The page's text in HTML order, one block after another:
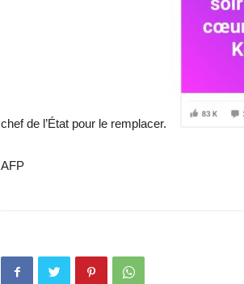
chef de l’État pour le remplacer.
AFP